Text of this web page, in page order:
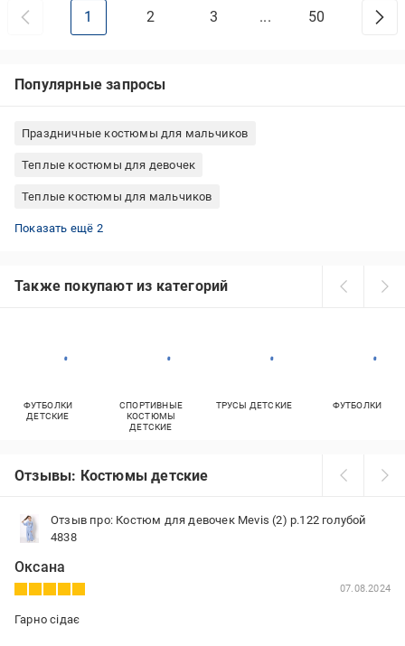
1 2 3 ... 50
Популярные запросы
Праздничные костюмы для мальчиков
Теплые костюмы для девочек
Теплые костюмы для мальчиков
Муслиновые костюмы для мальчиков
Велюровые костюмы для девочек
Показать ещё 2
Также покупают из категорий
ФУТБОЛКИ
ДЕТСКИЕ
СПОРТИВНЫЕ
КОСТЮМЫ
ДЕТСКИЕ
ТРУСЫ ДЕТСКИЕ ФУТБОЛКИ
Отзывы: Костюмы детские
Отзыв про: Костюм для девочек Mevis (2) р.122 голубой
4838
Оксана
07.08.2024
Гарно сідає